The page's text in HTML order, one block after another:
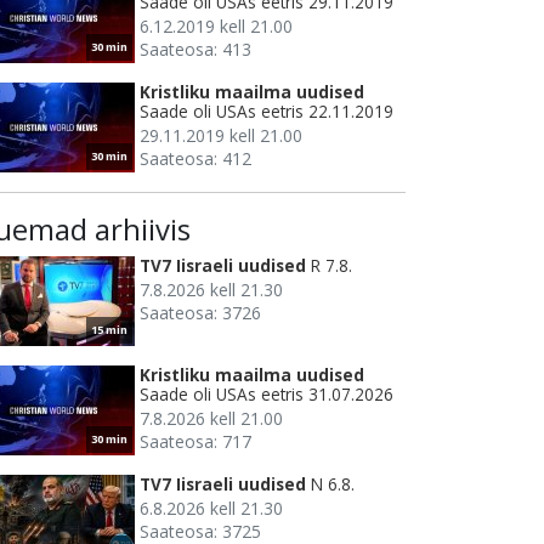
30 min
6.12.2019 kell 21.00
Saateosa: 413
30 min
Kristliku maailma uudised
Saade oli USAs eetris 22.11.2019
29.11.2019 kell 21.00
Saateosa: 412
arhiivis
15 min
TV7 Iisraeli uudised R 7.8.
7.8.2026 kell 21.30
Saateosa: 3726
30 min
Kristliku maailma uudised
Saade oli USAs eetris 31.07.2026
7.8.2026 kell 21.00
Saateosa: 717
TV7 Iisraeli uudised N 6.8.
6.8.2026 kell 21.30
Saateosa: 3725